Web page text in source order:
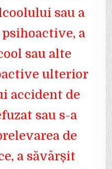
sau a
a
sau alte
ulterior
accident de
sau s-a
de
a săvârșit